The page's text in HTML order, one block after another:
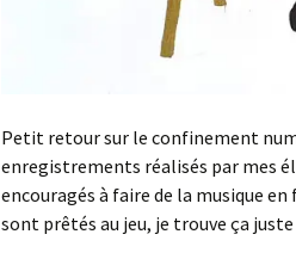
Petit retour sur le confinement
enregistrements réalisés par mes
encouragés à faire de la musique
sont prêtés au jeu, je trouve ça